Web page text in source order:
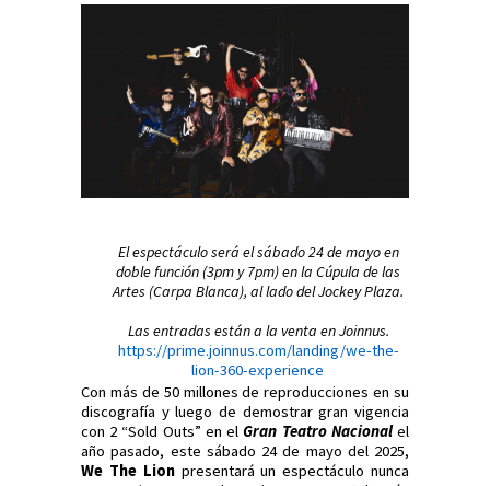
El espectáculo será el sábado 24 de mayo en
doble función (3pm y 7pm) en la Cúpula de las
Artes (Carpa Blanca), al lado del Jockey Plaza.
Las entradas están a la venta en Joinnus.
https://prime.joinnus.com/landing/we-the-
lion-360-experience
Con más de 50 millones de reproducciones en su
discografía y luego de demostrar gran vigencia
con 2 “Sold Outs” en elGran Teatro Nacionalel
año pasado, este sábado 24 de mayo del 2025,
We The Lionpresentará un espectáculo nunca